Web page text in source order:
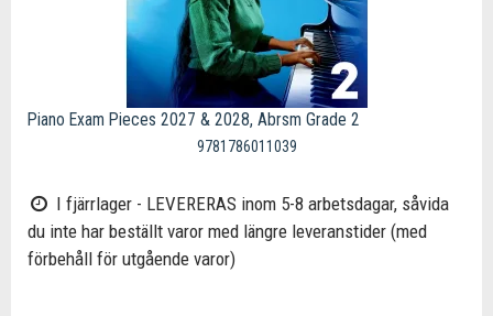
Piano Exam Pieces 2027 & 2028, Abrsm Grade 2
9781786011039
I fjärrlager - LEVERERAS inom 5-8 arbetsdagar, såvida
du inte har beställt varor med längre leveranstider (med
förbehåll för utgående varor)